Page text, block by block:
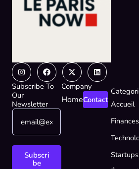
InstagramFacebook
X-
twitter
Linkedin
Subscribe To
Our
Newsletter
E
a
E
a
Subscri
be
Company
HomeContact Accueil
Finances
Startups